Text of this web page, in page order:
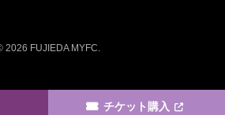
チケット購入
2026 FUJIEDA MYFC.